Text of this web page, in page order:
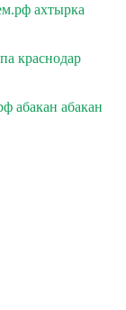
ахтырка
краснодар
абакан абакан